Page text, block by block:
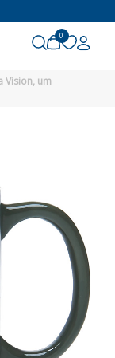
0
Vision, um